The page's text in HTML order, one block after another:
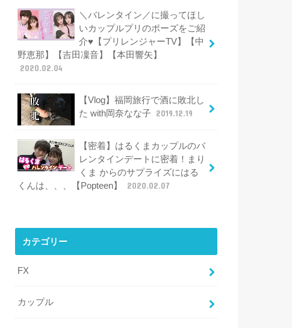
＼バレンタイン／に撮ってほし
いカップルプリのポーズをご紹
介♥【プリレンジャーTV】【中
野恵那】【吉田凜音】【本田響矢】
2020.02.04
【Vlog】福岡旅行で酒に敗北し
た with岡奈なな子 2019.12.19
【密着】はるくまカップルのバ
レンタインデートに密着！まり
くま からのサプライズにはる
くんは、、、【Popteen】
2020.02.07
カテゴリー
FX
カップル